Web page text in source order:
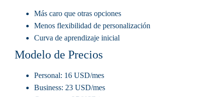
Más caro que otras opciones
Menos flexibilidad de personalización
Curva de aprendizaje inicial
Modelo de Precios
Personal: 16 USD/mes
Business: 23 USD/mes